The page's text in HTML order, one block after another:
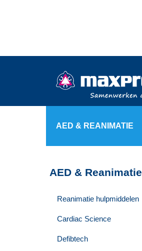
AED & REANIMATIE
AED & Reanimatie
Reanimatie hulpmiddelen
Cardiac Science
Defibtech